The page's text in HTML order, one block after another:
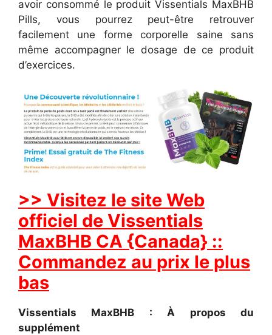
avoir consommé le produit Vissentials MaxBHB
Pills, vous pourrez peut-être retrouver
facilement une forme corporelle saine sans
même accompagner le dosage de ce produit
d’exercices.
>> Visitez le site Web
officiel de Vissentials
MaxBHB CA {Canada} ::
Commandez au prix le plus
bas
Vissentials MaxBHB : À propos du
supplément